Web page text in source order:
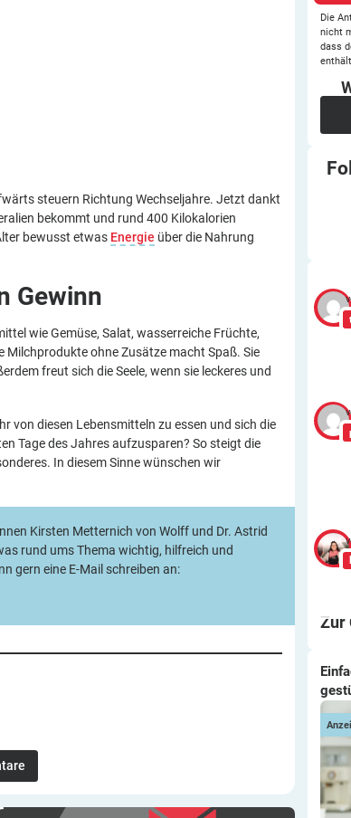
steuern Richtung Wechseljahre. Jetzt dankt
bekommt und rund 400 Kilokalorien
bewusst etwas Energie über die Nahrung
Gewinn
wie Gemüse, Salat, wasserreiche Früchte,
Milchprodukte ohne Zusätze macht Spaß. Sie
freut sich die Seele, wenn sie leckeres und
von diesen Lebensmitteln zu essen und sich die
Tage des Jahres aufzusparen? So steigt die
In diesem Sinne wünschen wir
Kirsten Metternich von Wolff und Dr. Astrid
rund ums Thema wichtig, hilfreich und
gern eine E-Mail schreiben an:
Die
nicht
dass
enthält.
Zur